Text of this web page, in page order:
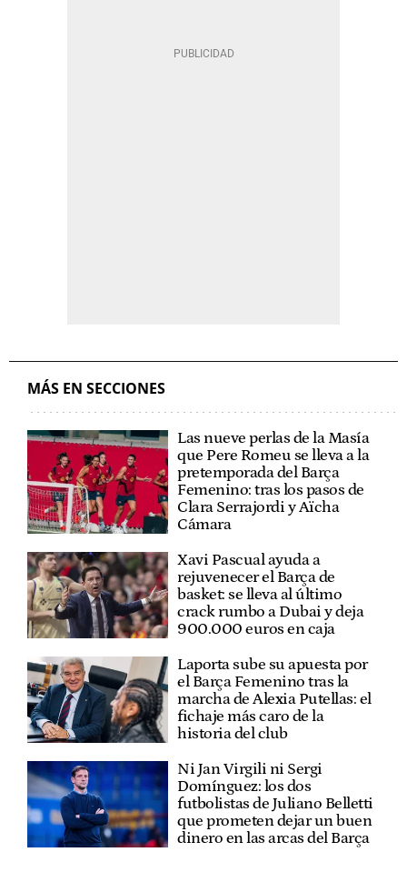
MÁS EN SECCIONES
Las nueve perlas de la Masía
que Pere Romeu se lleva a la
pretemporada del Barça
Femenino: tras los pasos de
Clara Serrajordi y Aïcha
Cámara
Xavi Pascual ayuda a
rejuvenecer el Barça de
basket: se lleva al último
crack rumbo a Dubai y deja
900.000 euros en caja
Laporta sube su apuesta por
el Barça Femenino tras la
marcha de Alexia Putellas: el
fichaje más caro de la
historia del club
Ni Jan Virgili ni Sergi
Domínguez: los dos
futbolistas de Juliano Belletti
que prometen dejar un buen
dinero en las arcas del Barça